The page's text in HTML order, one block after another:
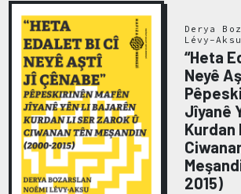
Derya
Lévy-
“Heta
Neyê
Jîyanê
Kurdan
2015)